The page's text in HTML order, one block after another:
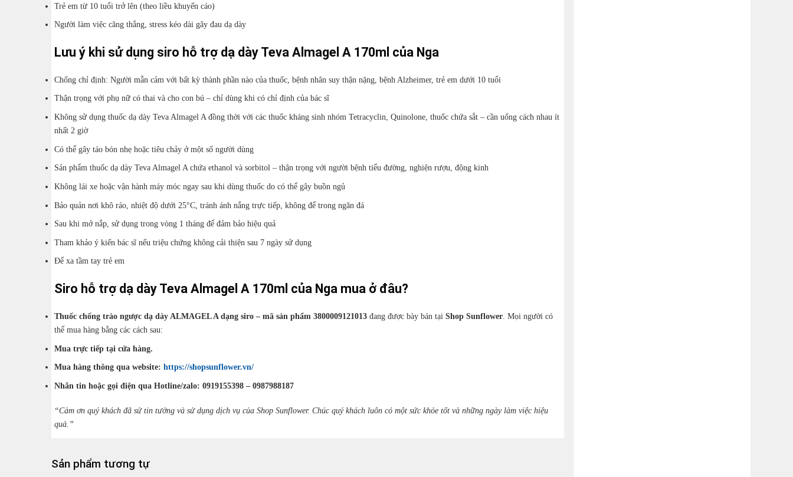
Trẻ em từ 10 tuổi trở lên (theo liều khuyến cáo)
Người làm việc căng thẳng, stress kéo dài gây đau dạ dày
Lưu ý khi sử dụng siro hỗ trợ dạ dày Teva Almagel A 170ml của Nga
Chống chỉ định: Người mẫn cảm với bất kỳ thành phần nào của thuốc, bệnh nhân suy thận nặng, bệnh Alzheimer, trẻ em dưới 10 tuổi
Thận trọng với phụ nữ có thai và cho con bú – chỉ dùng khi có chỉ định của bác sĩ
Không sử dụng thuốc dạ dày Teva Almagel A đồng thời với các thuốc kháng sinh nhóm Tetracyclin, Quinolone, thuốc chứa sắt – cần uống cách nhau ít
nhất 2 giờ
Có thể gây táo bón nhẹ hoặc tiêu chảy ở một số người dùng
Sản phẩm thuốc dạ dày Teva Almagel A chứa ethanol và sorbitol – thận trọng với người bệnh tiểu đường, nghiện rượu, động kinh
Không lái xe hoặc vận hành máy móc ngay sau khi dùng thuốc do có thể gây buồn ngủ
Bảo quản nơi khô ráo, nhiệt độ dưới 25°C, tránh ánh nắng trực tiếp, không để trong ngăn đá
Sau khi mở nắp, sử dụng trong vòng 1 tháng để đảm bảo hiệu quả
Tham khảo ý kiến bác sĩ nếu triệu chứng không cải thiện sau 7 ngày sử dụng
Để xa tầm tay trẻ em
Siro hỗ trợ dạ dày Teva Almagel A 170ml của Nga mua ở đâu?
Thuốc chống trào ngược dạ dày ALMAGEL A dạng siro – mã sản phẩm 3800009121013 đang được bày bán tại Shop Sunflower . Mọi người có
thể mua hàng bằng các cách sau:
Mua trực tiếp tại cửa hàng.
Mua hàng thông qua website: https://shopsunflower.vn/
Nhắn tin hoặc gọi điện qua Hotline/zalo: 0919155398 – 0987988187
“Cảm ơn quý khách đã sử tin tưởng và sử dụng dịch vụ của Shop Sunflower. Chúc quý khách luôn có một sức khỏe tốt và những ngày làm việc hiệu
quả.”
Sản phẩm tương tự